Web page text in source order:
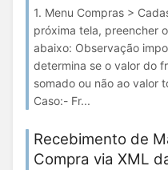
1. Menu Compras >
próxima tela, preencher
abaixo: Observação
determina se o valor do
somado ou não ao valor
Caso:- Fr...
Recebimento de
Compra via XML